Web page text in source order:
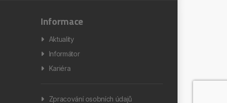
Informace
Aktuality
Informátor
Kariéra
Zpracování osobních údajů